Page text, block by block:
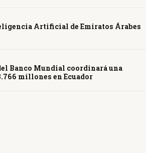
Artificial de Emiratos Árabes
Banco Mundial coordinará una
millones en Ecuador